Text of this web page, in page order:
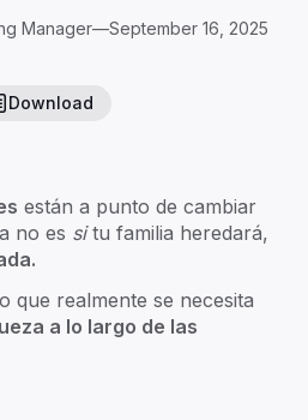
Manager—September 16, 2025
Download
están a punto de cambiar
no es situ familia heredará,
que realmente se necesita
a lo largo de las